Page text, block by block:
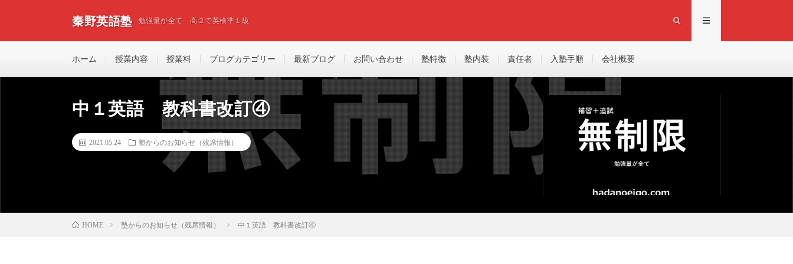
秦野英語塾 勉強量が全て 高２で英検準１級
ホーム 授業内容 授業料 ブログカテゴリー 最新ブログ お問い合わせ 塾特徴 塾内装 責任者 入塾手順 会社概要
中１英語 教科書改訂④
2021.05.24 塾からのお知らせ（残席情報）
HOME 塾からのお知らせ（残席情報） 中１英語 教科書改訂④